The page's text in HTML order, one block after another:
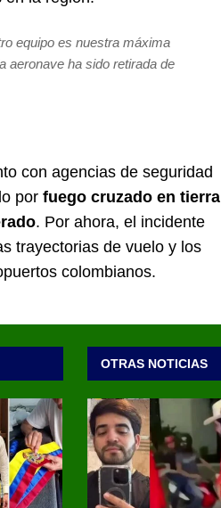
equipo es nuestra máxima
aeronave ha sido retirada de
con agencias de seguridad
por fuego cruzado en tierra
. Por ahora, el incidente
trayectorias de vuelo y los
colombianos.
OTRAS NOTICIAS